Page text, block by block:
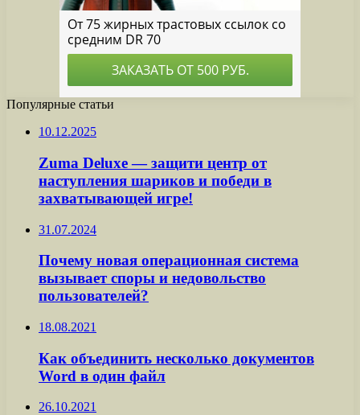
Популярные статьи
10.12.2025
Zuma Deluxe — защити центр от
наступления шариков и победи в
захватывающей игре!
31.07.2024
Почему новая операционная система
вызывает споры и недовольство
пользователей?
18.08.2021
Как объединить несколько документов
Word в один файл
26.10.2021